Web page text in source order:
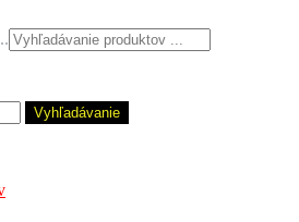
Vyhľadávanie